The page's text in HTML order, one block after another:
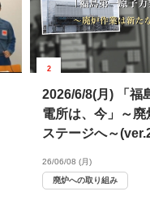
2
2026/6/8(月) 「福
電所は、今」～
ステージへ～
26/06/08 (月)
廃炉への取り組み